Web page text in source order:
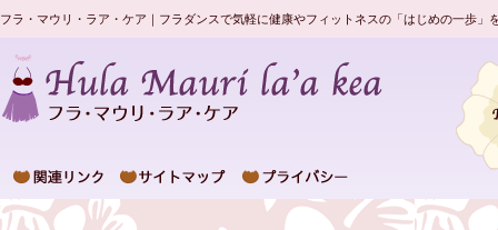
フラ・マウリ・ラア・ケア｜フラダンスで気軽に健康やフィットネスの「はじめの一歩